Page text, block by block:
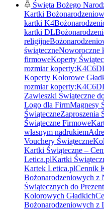
Święta Bożego
Kartki
kartki K4
kartki DL
religijne
świąteczneNoworoczne
firmoweKoperty
rozmiar koperty:K4C6
Koperty Kolorowe
rozmiar koperty:K4C6
Zawieszki Świąteczne
Logo dla FirmMagnesy
ŚwiąteczneZaproszenia
Świąteczne Firmowe
własnym nadrukiem
Vouchery Świąteczne
Kartki Świąteczne –
Letica.plKartki
Kartek Letica.plCennik
Bożonarodzeniowych z
Świątecznych do
Kolorowych Gładkich
Bożonarodzeniowych z